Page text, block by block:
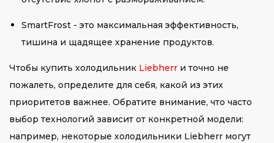
SmartFrost - это максимальная эффективность,
тишина и щадящее хранение продуктов.
Чтобы купить холодильник Liebherr и точно не
пожалеть, определите для себя, какой из этих
приоритетов важнее. Обратите внимание, что часто
выбор технологий зависит от конкретной модели:
например, некоторые холодильники Liebherr могут